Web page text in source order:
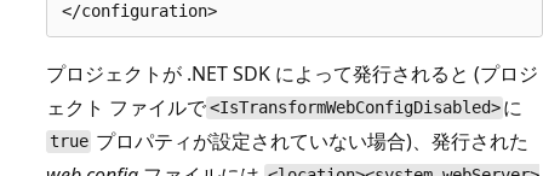
プロジェクトが .NET SDK によって発行されると (プロジ
ェクト ファイルで<IsTransformWebConfigDisabled> に
true プロパティが設定されていない場合)、発行された